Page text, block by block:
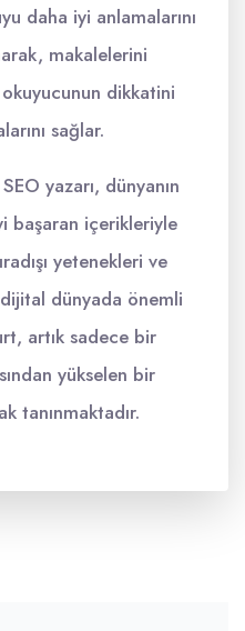
daha iyi anlamalarını
makalelerini
dikkatini
sağlar.
yazarı, dünyanın
başaran içerikleriyle
yetenekleri ve
dünyada önemli
artık sadece bir
yükselen bir
tanınmaktadır.